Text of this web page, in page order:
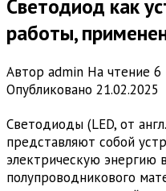
Светодиод как
работы,
Автор admin На чтение 6
Опубликовано 21.02.2025
Светодиоды (LED, от
представляют собой
электрическую
полупроводникового